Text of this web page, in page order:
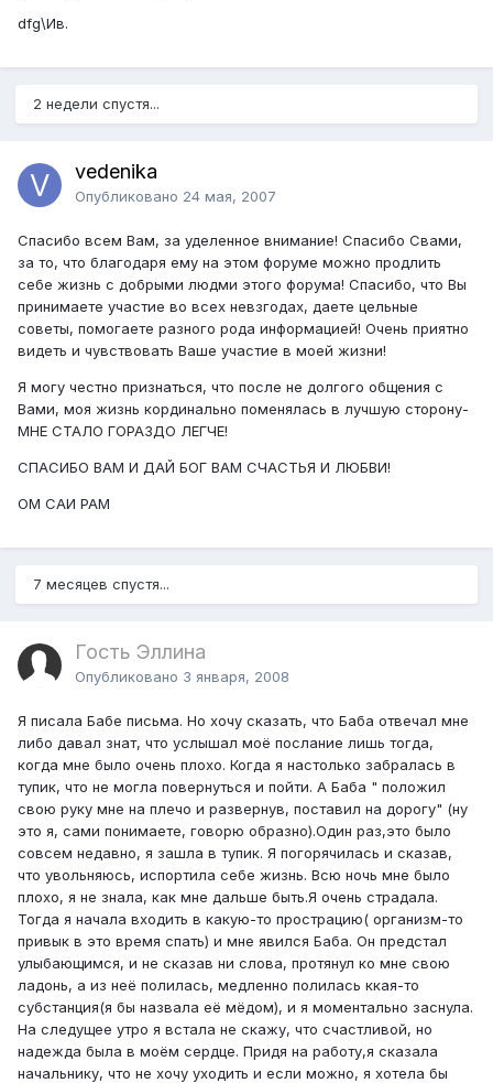
dfg\Ив.
2 недели спустя...
vedenika
Опубликовано 24 мая, 2007
Спасибо всем Вам, за уделенное внимание! Спасибо Свами,
за то, что благодаря ему на этом форуме можно продлить
себе жизнь с добрыми людми этого форума! Спасибо, что Вы
принимаете участие во всех невзгодах, даете цельные
советы, помогаете разного рода информацией! Очень приятно
видеть и чувствовать Ваше участие в моей жизни!
Я могу честно признаться, что после не долгого общения с
Вами, моя жизнь кординально поменялась в лучшую сторону-
МНЕ СТАЛО ГОРАЗДО ЛЕГЧЕ!
СПАСИБО ВАМ И ДАЙ БОГ ВАМ СЧАСТЬЯ И ЛЮБВИ!
ОМ САИ РАМ
7 месяцев спустя...
Гость Эллина
Опубликовано 3 января, 2008
Я писала Бабе письма. Но хочу сказать, что Баба отвечал мне
либо давал знат, что услышал моё послание лишь тогда,
когда мне было очень плохо. Когда я настолько забралась в
тупик, что не могла повернуться и пойти. А Баба " положил
свою руку мне на плечо и развернув, поставил на дорогу" (ну
это я, сами понимаете, говорю образно).Один раз,это было
совсем недавно, я зашла в тупик. Я погорячилась и сказав,
что увольняюсь, испортила себе жизнь. Всю ночь мне было
плохо, я не знала, как мне дальше быть.Я очень страдала.
Тогда я начала входить в какую-то прострацию( организм-то
привык в это время спать) и мне явился Баба. Он предстал
улыбающимся, и не сказав ни слова, протянул ко мне свою
ладонь, а из неё полилась, медленно полилась ккая-то
субстанция(я бы назвала её мёдом), и я моментально заснула.
На следущее утро я встала не скажу, что счастливой, но
надежда была в моём сердце. Придя на работу,я сказала
начальнику, что не хочу уходить и если можно, я хотела бы